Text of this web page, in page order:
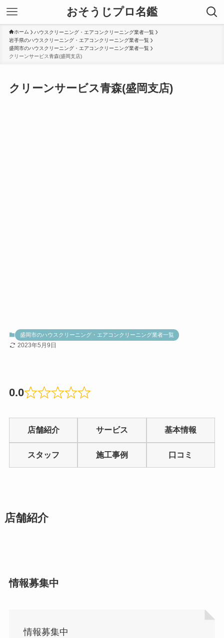
おそうじプロ名鑑
ホーム
ハウスクリーニング・エアコンクリーニング業者一覧
岩手県のハウスクリーニング・エアコンクリーニング業者一覧
盛岡市のハウスクリーニング・エアコンクリーニング業者一覧
クリーンサービス青森(盛岡支店)
クリーンサービス青森(盛岡支店)
盛岡市のハウスクリーニング・エアコンクリーニング業者一覧
2023年5月9日
0.0
Rated
0.0
out
店舗紹介 サービス 基本情報
スタッフ 施工事例 口コミ
店舗紹介
情報募集中
情報募集中